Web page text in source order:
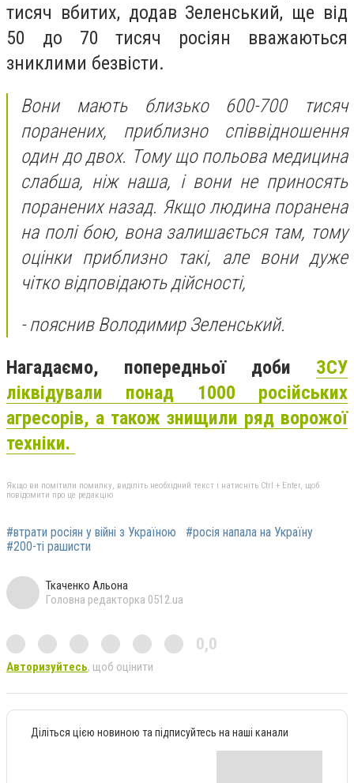
тисяч вбитих, додав Зеленський, ще від
50 до 70 тисяч росіян вважаються
зниклими безвісти.
Вони мають близько 600-700 тисяч
поранених, приблизно співвідношення
один до двох. Тому що польова медицина
слабша, ніж наша, і вони не приносять
поранених назад. Якщо людина поранена
на полі бою, вона залишається там, тому
оцінки приблизно такі, але вони дуже
чітко відповідають дійсності,
- пояснив Володимир Зеленський.
Нагадаємо, попередньої доби ЗСУ
ліквідували понад 1000 російських
агресорів, а також знищили ряд ворожої
техніки.
Якщо ви помітили помилку, виділіть необхідний текст і натисніть Ctrl + Enter, щоб
повідомити про це редакцію
#втрати росіян у війні з Україною
#росія напала на Україну
#200-ті рашисти
Ткаченко Альона
Головна редакторка 0512.ua
0,0
Авторизуйтесь, щоб оцінити
Діліться цією новиною та підписуйтесь на наші канали